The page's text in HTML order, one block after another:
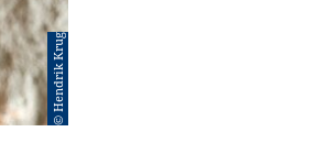
© Hendrik Krug